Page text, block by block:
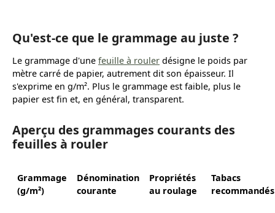
Qu'est-ce que le grammage au juste ?
Le grammage d'une feuille à rouler désigne le poids par
mètre carré de papier, autrement dit son épaisseur. Il
s'exprime en g/m². Plus le grammage est faible, plus le
papier est fin et, en général, transparent.
Aperçu des grammages courants des
feuilles à rouler
Grammage
(g/m²)
Dénomination
courante
Propriétés
au roulage
Tabacs
recommandés